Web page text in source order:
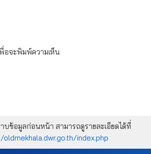
พื่อจะพิมพ์ความเห็น
บข้อมูลก่อนหน้า สามารถดูรายละเอียดได้ที่
index.php